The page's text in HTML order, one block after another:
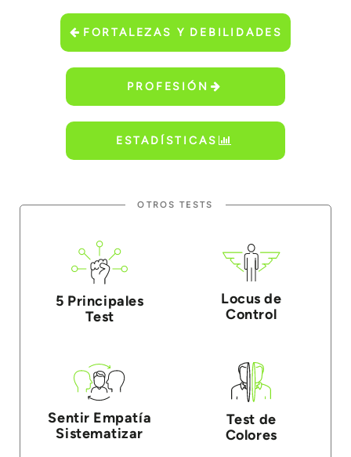
FORTALEZAS Y DEBILIDADES
PROFESIÓN
ESTADÍSTICAS
OTROS TESTS
5 Principales
Test
Locus de
Control
Sentir Empatía
Sistematizar
Test de
Colores